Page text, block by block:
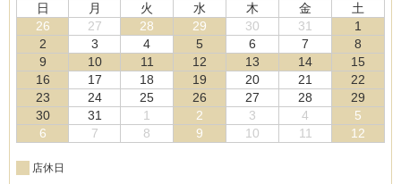
日
月 火 水 木 金
土
26
27 28 29 30 31
1
2
3 4 5 6 7
8
9
10 11 12 13 14
15
16
17 18 19 20 21
22
23
24 25 26 27 28
29
30
31 1 2 3 4
5
6
7 8 9 10 11 12
店休日